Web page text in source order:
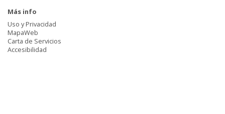
Más info
Uso y Privacidad
MapaWeb
Carta de Servicios
Accesibilidad